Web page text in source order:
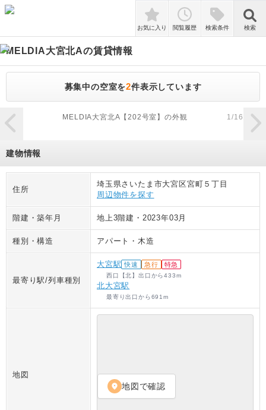
検索
お気に入り 閲覧履歴 検索条件 検索
MELDIA大宮北Aの賃貸情報
募集中の空室を2件表示しています
zoom_in
MELDIA大宮北A【202号室】の外観 1/16
建物情報
住所
埼玉県さいたま市大宮区宮町５丁目
周辺物件を探す
階建・築年月 地上3階建 ・ 2023年03月
種別・構造 アパート ・ 木造
最寄り駅/列車種別
大宮駅 快速 急行 特急
西口【北】出口から433m
北大宮駅
最寄り出口から691m
地図
location_on 地図で確認